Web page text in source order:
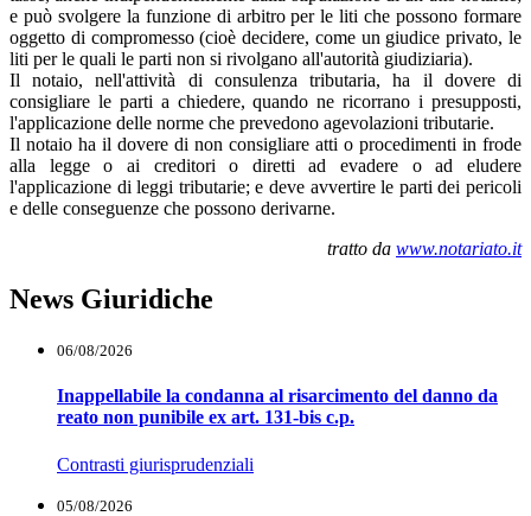
e può svolgere la funzione di arbitro per le liti che possono formare
oggetto di compromesso (cioè decidere, come un giudice privato, le
liti per le quali le parti non si rivolgano all'autorità giudiziaria).
Il notaio, nell'attività di consulenza tributaria, ha il dovere di
consigliare le parti a chiedere, quando ne ricorrano i presupposti,
l'applicazione delle norme che prevedono agevolazioni tributarie.
Il notaio ha il dovere di non consigliare atti o procedimenti in frode
alla legge o ai creditori o diretti ad evadere o ad eludere
l'applicazione di leggi tributarie; e deve avvertire le parti dei pericoli
e delle conseguenze che possono derivarne.
tratto da www.notariato.it
News Giuridiche
06/08/2026
Inappellabile la condanna al risarcimento del danno da
reato non punibile ex art. 131-bis c.p.
Contrasti giurisprudenziali
05/08/2026